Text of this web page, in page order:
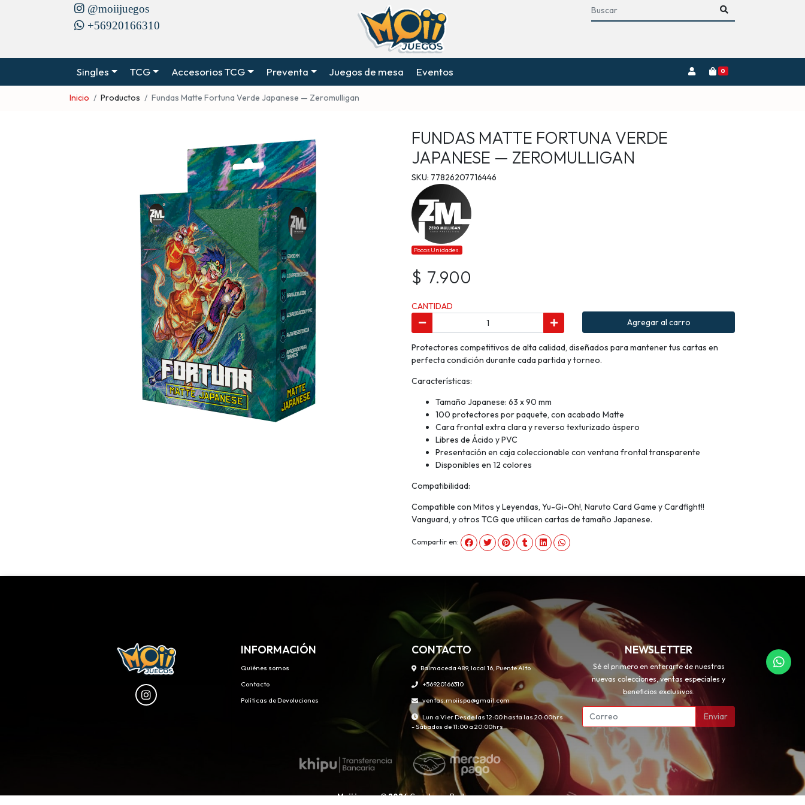
@moiijuegos
+56920166310
Singles TCG Accesorios TCG Preventa Juegos de mesa Eventos 0
Inicio Productos Fundas Matte Fortuna Verde Japanese — Zeromulligan
FUNDAS MATTE FORTUNA VERDE
JAPANESE — ZEROMULLIGAN
SKU: 77826207716446
Pocas Unidades.
$ 7.900
CANTIDAD
Agregar al carro
Protectores competitivos de alta calidad, diseñados para mantener tus cartas en
perfecta condición durante cada partida y torneo.
Características:
Tamaño Japanese: 63 x 90 mm
100 protectores por paquete, con acabado Matte
Cara frontal extra clara y reverso texturizado áspero
Libres de Ácido y PVC
Presentación en caja coleccionable con ventana frontal transparente
Disponibles en 12 colores
Compatibilidad:
Compatible con Mitos y Leyendas, Yu-Gi-Oh!, Naruto Card Game y Cardfight!!
Vanguard, y otros TCG que utilicen cartas de tamaño Japanese.
Compartir en:
INFORMACIÓN
Quiénes somos
Contacto
Políticas de Devoluciones
CONTACTO
Balmaceda 489, local 16, Puente Alto
+56920166310
ventas.moiispa@gmail.com
Lun a Vier Desde las 12:00 hasta las 20:00hrs
- Sábados de 11:00 a 20:00hrs
NEWSLETTER
Sé el primero en enterarte de nuestras
nuevas colecciones, ventas especiales y
beneficios exclusivos.
Enviar
Moii juegos © 2026Creado porBsale